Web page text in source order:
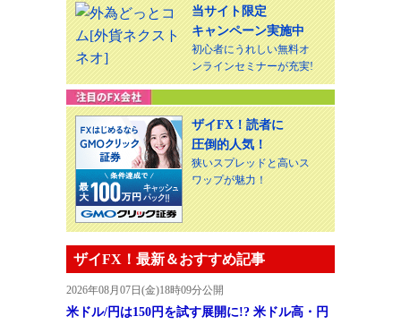
当サイト限定
キャンペーン実施中
初心者にうれしい無料オ
ンラインセミナーが充実!
ザイFX！読者に
圧倒的人気！
狭いスプレッドと高いス
ワップが魅力！
ザイFX！最新＆おすすめ記事
2026年08月07日(金)18時09分公開
米ドル/円は150円を試す展開に!? 米ドル高・円